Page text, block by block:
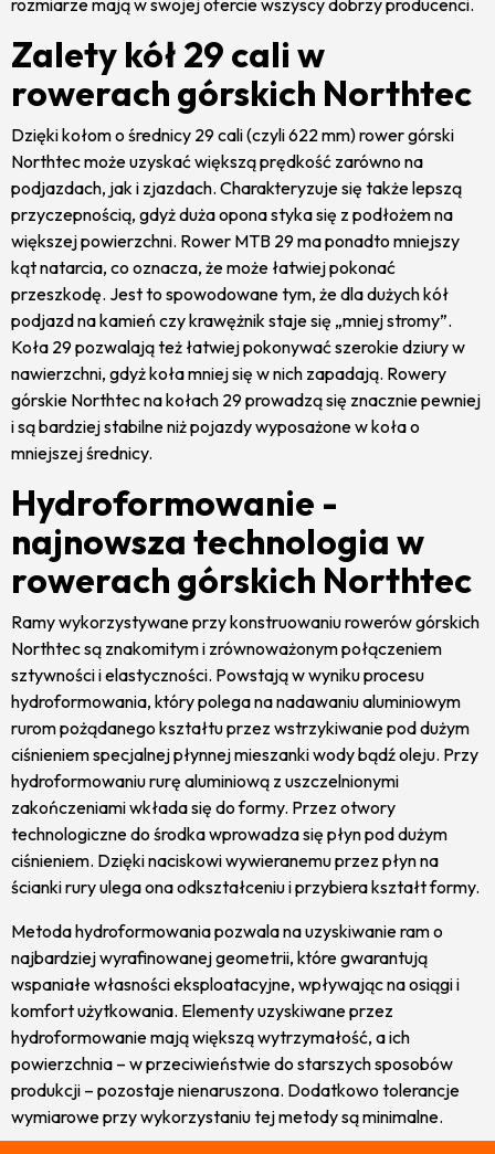
rozmiarze mają w swojej ofercie wszyscy dobrzy producenci.
Zalety kół 29 cali w
rowerach górskich Northtec
Dzięki kołom o średnicy 29 cali (czyli 622 mm) rower górski
Northtec może uzyskać większą prędkość zarówno na
podjazdach, jak i zjazdach. Charakteryzuje się także lepszą
przyczepnością, gdyż duża opona styka się z podłożem na
większej powierzchni. Rower MTB 29 ma ponadto mniejszy
kąt natarcia, co oznacza, że może łatwiej pokonać
przeszkodę. Jest to spowodowane tym, że dla dużych kół
podjazd na kamień czy krawężnik staje się „mniej stromy”.
Koła 29 pozwalają też łatwiej pokonywać szerokie dziury w
nawierzchni, gdyż koła mniej się w nich zapadają. Rowery
górskie Northtec na kołach 29 prowadzą się znacznie pewniej
i są bardziej stabilne niż pojazdy wyposażone w koła o
mniejszej średnicy.
Hydroformowanie -
najnowsza technologia w
rowerach górskich Northtec
Ramy wykorzystywane przy konstruowaniu rowerów górskich
Northtec są znakomitym i zrównoważonym połączeniem
sztywności i elastyczności. Powstają w wyniku procesu
hydroformowania, który polega na nadawaniu aluminiowym
rurom pożądanego kształtu przez wstrzykiwanie pod dużym
ciśnieniem specjalnej płynnej mieszanki wody bądź oleju. Przy
hydroformowaniu rurę aluminiową z uszczelnionymi
zakończeniami wkłada się do formy. Przez otwory
technologiczne do środka wprowadza się płyn pod dużym
ciśnieniem. Dzięki naciskowi wywieranemu przez płyn na
ścianki rury ulega ona odkształceniu i przybiera kształt formy.
Metoda hydroformowania pozwala na uzyskiwanie ram o
najbardziej wyrafinowanej geometrii, które gwarantują
wspaniałe własności eksploatacyjne, wpływając na osiągi i
komfort użytkowania. Elementy uzyskiwane przez
hydroformowanie mają większą wytrzymałość, a ich
powierzchnia – w przeciwieństwie do starszych sposobów
produkcji – pozostaje nienaruszona. Dodatkowo tolerancje
wymiarowe przy wykorzystaniu tej metody są minimalne.